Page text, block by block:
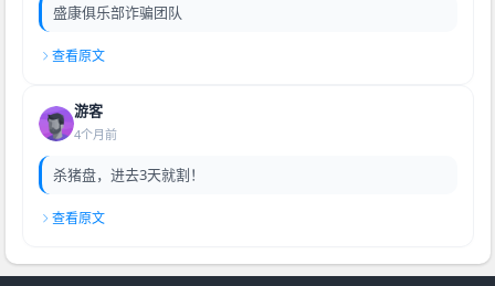
盛康俱乐部诈骗团队
查看原文
游客
4个月前
杀猪盘，进去3天就割！
查看原文